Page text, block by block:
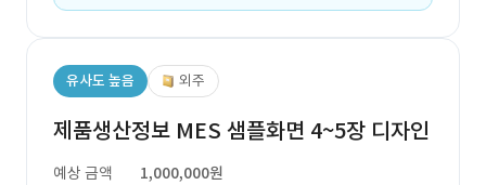
유사도 높음 외주
제품생산정보 MES 샘플화면 4~5장 디자인
예상 금액
1,000,000원